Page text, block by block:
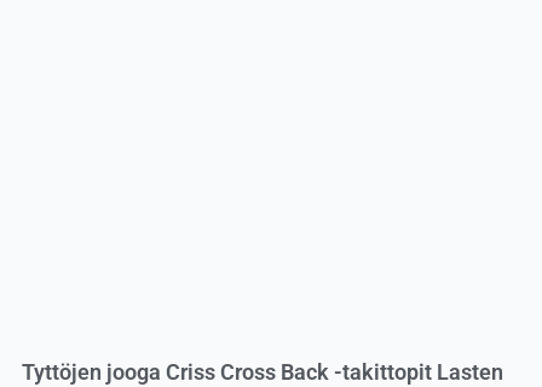
Tyttöjen jooga Criss Cross Back -takittopit Lasten